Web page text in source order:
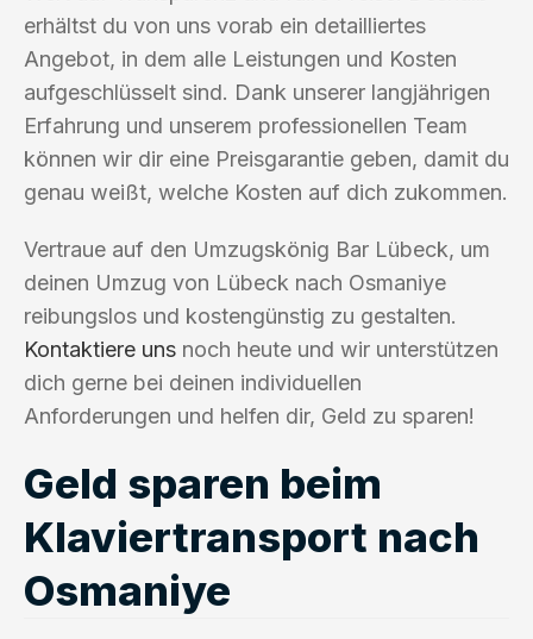
erhältst du von uns vorab ein detailliertes
Angebot, in dem alle Leistungen und Kosten
aufgeschlüsselt sind. Dank unserer langjährigen
Erfahrung und unserem professionellen Team
können wir dir eine Preisgarantie geben, damit du
genau weißt, welche Kosten auf dich zukommen.
Vertraue auf den Umzugskönig Bar Lübeck, um
deinen Umzug von Lübeck nach Osmaniye
reibungslos und kostengünstig zu gestalten.
Kontaktiere uns noch heute und wir unterstützen
dich gerne bei deinen individuellen
Anforderungen und helfen dir, Geld zu sparen!
Geld sparen beim
Klaviertransport nach
Osmaniye